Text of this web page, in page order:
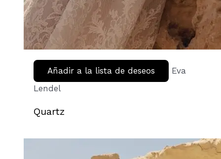
Añadir a la lista de deseos
Eva
Lendel
Quartz